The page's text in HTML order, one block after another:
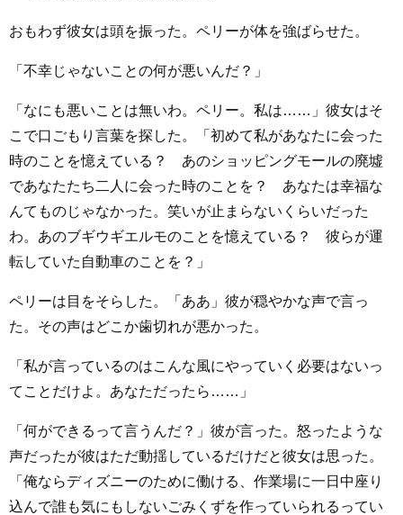
おもわず彼女は頭を振った。ペリーが体を強ばらせた。
「不幸じゃないことの何が悪いんだ？」
「なにも悪いことは無いわ。ペリー。私は……」彼女はそ
こで口ごもり言葉を探した。「初めて私があなたに会った
時のことを憶えている？ あのショッピングモールの廃墟
であなたたち二人に会った時のことを？ あなたは幸福な
んてものじゃなかった。笑いが止まらないくらいだった
わ。あのブギウギエルモのことを憶えている？ 彼らが運
転していた自動車のことを？」
ペリーは目をそらした。「ああ」彼が穏やかな声で言っ
た。その声はどこか歯切れが悪かった。
「私が言っているのはこんな風にやっていく必要はないっ
てことだけよ。あなただったら……」
「何ができるって言うんだ？」彼が言った。怒ったような
声だったが彼はただ動揺しているだけだと彼女は思った。
「俺ならディズニーのために働ける、作業場に一日中座り
込んで誰も気にもしないごみくずを作っていられるってい